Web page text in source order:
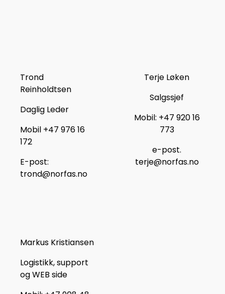
Trond
Reinholdtsen
Daglig Leder
Mobil +47 976 16
172
E-post:
trond@norfas.no
Terje Løken
Salgssjef
Mobil: +47 920 16
773
e-post.
terje@norfas.no
Markus Kristiansen
Logistikk, support
og WEB side